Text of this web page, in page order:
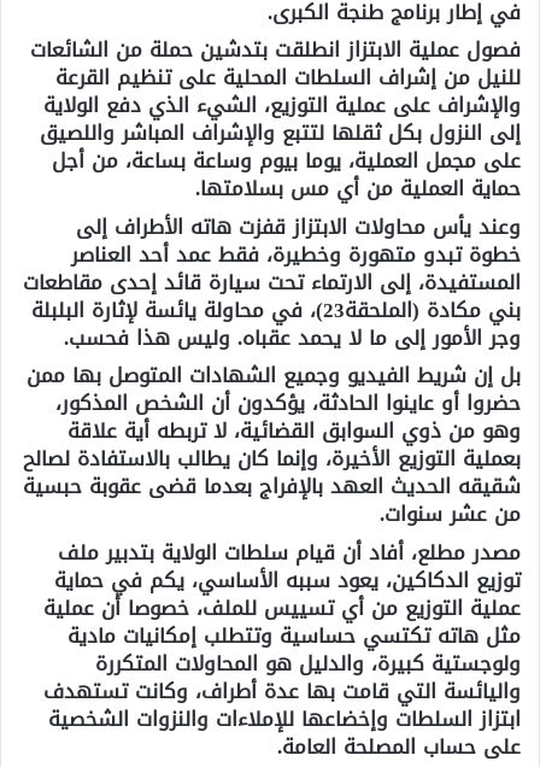
في إطار برنامج طنجة الكبرى.
فصول عملية الابتزاز انطلقت بتدشين حملة من الشائعات
للنيل من إشراف السلطات المحلية على تنظيم القرعة
والإشراف على عملية التوزيع، الشيء الذي دفع الولاية
إلى النزول بكل ثقلها لتتبع والإشراف المباشر واللصيق
على مجمل العملية، يوما بيوم وساعة بساعة، من أجل
حماية العملية من أي مس بسلامتها.
وعند يأس محاولات الابتزاز قفزت هاته الأطراف إلى
خطوة تبدو متهورة وخطيرة، فقط عمد أحد العناصر
المستفيدة، إلى الارتماء تحت سيارة قائد إحدى مقاطعات
بني مكادة (الملحقة23)، في محاولة يائسة لإثارة البلبلة
وجر الأمور إلى ما لا يحمد عقباه. وليس هذا فحسب.
بل إن شريط الفيديو وجميع الشهادات المتوصل بها ممن
حضروا أو عاينوا الحادثة، يؤكدون أن الشخص المذكور،
وهو من ذوي السوابق القضائية، لا تربطه أية علاقة
بعملية التوزيع الأخيرة، وإنما كان يطالب بالاستفادة لصالح
شقيقه الحديث العهد بالإفراج بعدما قضى عقوبة حبسية
من عشر سنوات.
مصدر مطلع، أفاد أن قيام سلطات الولاية بتدبير ملف
توزيع الدكاكين، يعود سببه الأساسي، يكم في حماية
عملية التوزيع من أي تسييس للملف، خصوصا أن عملية
مثل هاته تكتسي حساسية وتتطلب إمكانيات مادية
ولوجستية كبيرة، والدليل هو المحاولات المتكررة
واليائسة التي قامت بها عدة أطراف، وكانت تستهدف
ابتزاز السلطات وإخضاعها للإملاءات والنزوات الشخصية
على حساب المصلحة العامة.